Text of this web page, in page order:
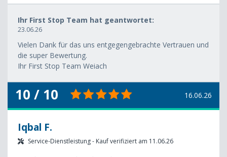
Ihr First Stop Team hat geantwortet:
23.06.26
Vielen Dank für das uns entgegengebrachte Vertrauen und
die super Bewertung.
Ihr First Stop Team Weiach
10 / 10 16.06.26
Iqbal F.
Service-Dienstleistung - Kauf verifiziert am 11.06.26